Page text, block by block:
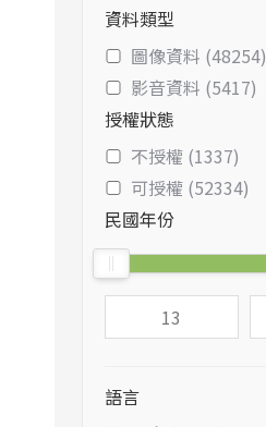
資料類型
圖像資料 (48254)
影音資料 (5417)
授權狀態
不授權 (1337)
可授權 (52334)
民國年份
語言